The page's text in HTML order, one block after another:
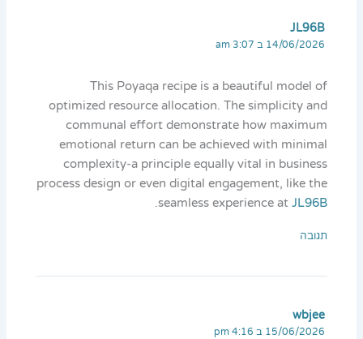
JL96B
14/06/2026 ב 3:07 am
This Poyaqa recipe is a beautiful model of
optimized resource allocation. The simplicity and
communal effort demonstrate how maximum
emotional return can be achieved with minimal
complexity-a principle equally vital in business
process design or even digital engagement, like the
seamless experience at JL96B
.
תגובה
wbjee
15/06/2026 ב 4:16 pm